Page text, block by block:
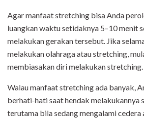
Agar manfaat stretching bisa Anda
luangkan waktu setidaknya 5–10 menit
melakukan gerakan tersebut. Jika
melakukan olahraga atau stretching,
membiasakan diri melakukan stretching.
Walau manfaat stretching ada banyak,
berhati-hati saat hendak melakukannya
terutama bila sedang mengalami cedera